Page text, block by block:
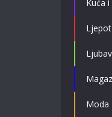
Kuća
Moda